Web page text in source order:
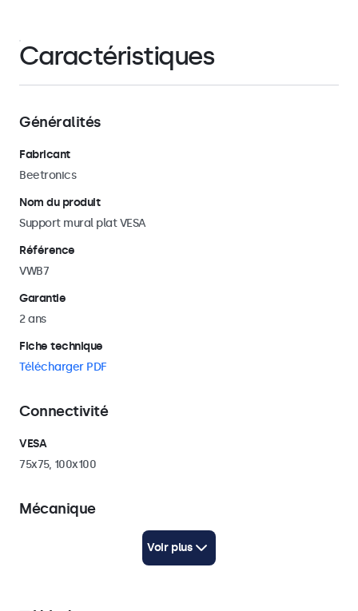
Caractéristiques
Généralités
Fabricant
Beetronics
Nom du produit
Support mural plat VESA
Référence
VWB7
Garantie
2 ans
Fiche technique
Télécharger PDF
Connectivité
VESA
75x75, 100x100
Mécanique
Voir plus